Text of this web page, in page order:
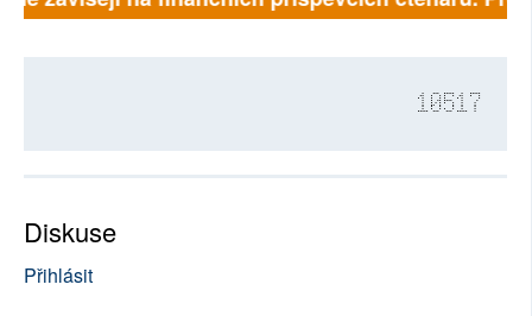
10517
Diskuse
Přihlásit